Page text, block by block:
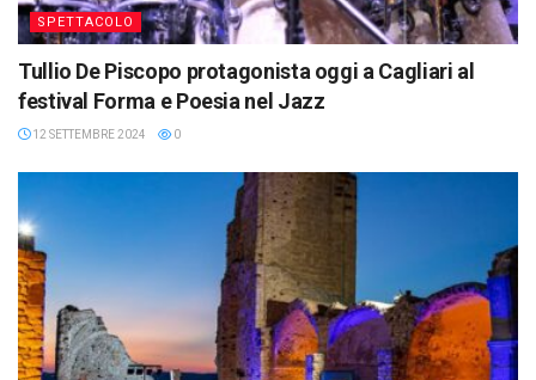
SPETTACOLO
Tullio De Piscopo protagonista oggi a Cagliari al
festival Forma e Poesia nel Jazz
12 SETTEMBRE 2024 0